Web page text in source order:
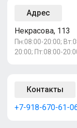
Адрес
Некрасова, 113
Пн:08:00-20:00;
20:00; Пт:08:00-
Контакты
+7-918-670-61-